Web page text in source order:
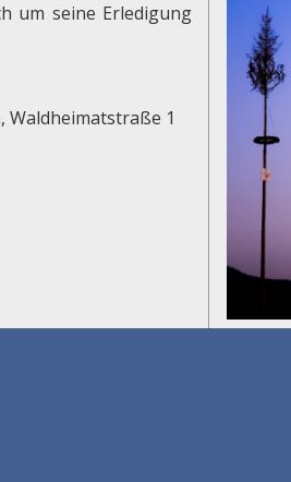
um seine Erledigung
Waldheimatstraße 1